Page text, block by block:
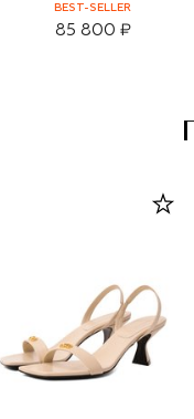
BEST-SELLER
85 800 ₽